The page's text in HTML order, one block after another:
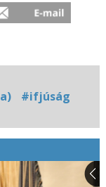
#ifjúság